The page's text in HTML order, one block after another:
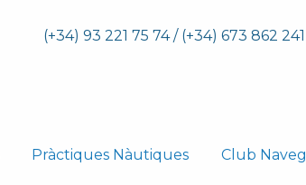
(+34) 93 221 75 74 / (+34) 673 862 241
Pràctiques Nàutiques Club